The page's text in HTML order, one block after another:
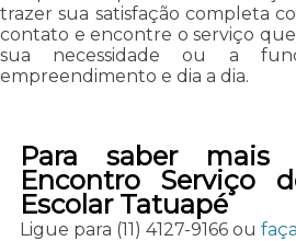
trazer sua satisfação completa
contato e encontre o serviço que
sua necessidade ou a
empreendimento e dia a dia.
Para saber mais
Encontro Serviço
Escolar Tatuapé
Ligue para (11) 4127-9166ou